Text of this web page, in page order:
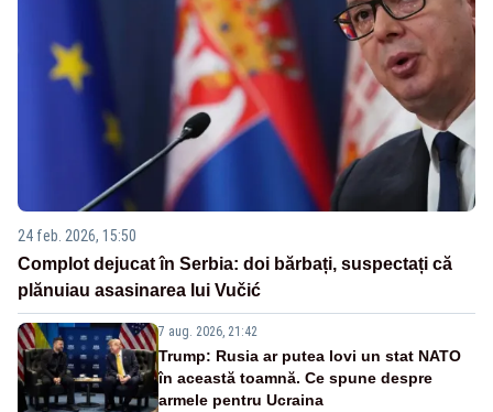
24 feb. 2026, 15:50
Complot dejucat în Serbia: doi bărbați, suspectați că
plănuiau asasinarea lui Vučić
7 aug. 2026, 21:42
Trump: Rusia ar putea lovi un stat NATO
în această toamnă. Ce spune despre
armele pentru Ucraina